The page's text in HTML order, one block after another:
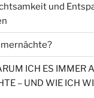
und
ICH ES IMMER
– UND WIE ICH